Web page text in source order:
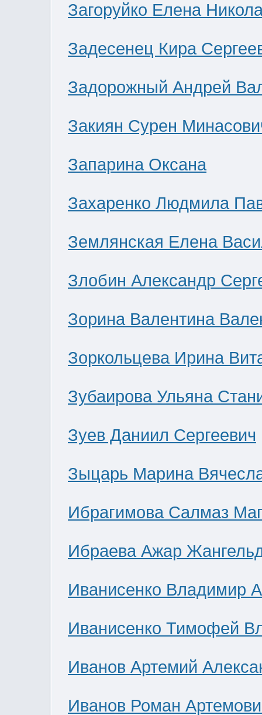
Загоруйко Елена
Задесенец Кира
Задорожный Андрей
Закиян Сурен
Запарина Оксана
Захаренко Людмила
Землянская Елена
Злобин Александр
Зорина Валентина
Зоркольцева Ирина
Зубаирова Ульяна
Зуев Даниил Сергеевич
Зыцарь Марина
Ибрагимова Салмаз
Ибраева Ажар
Иванисенко Владимир
Иванисенко Тимофей
Иванов Артемий
Иванов Роман